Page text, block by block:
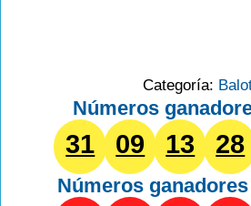
Categoría:
Números
31 09 13 28
Números ganadores